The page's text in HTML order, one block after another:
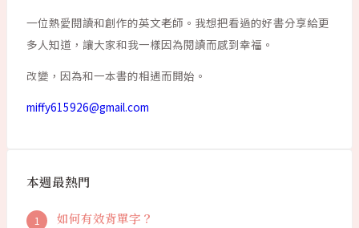
一位熱愛閱讀和創作的英文老師。我想把看過的好書分享給更
多人知道，讓大家和我一樣因為閱讀而感到幸福。
改變，因為和一本書的相遇而開始。
miffy615926@gmail.com
本週最熱門
如何有效背單字？